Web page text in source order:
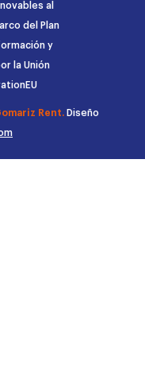
al
del Plan
y
la Unión
Rent. Diseño